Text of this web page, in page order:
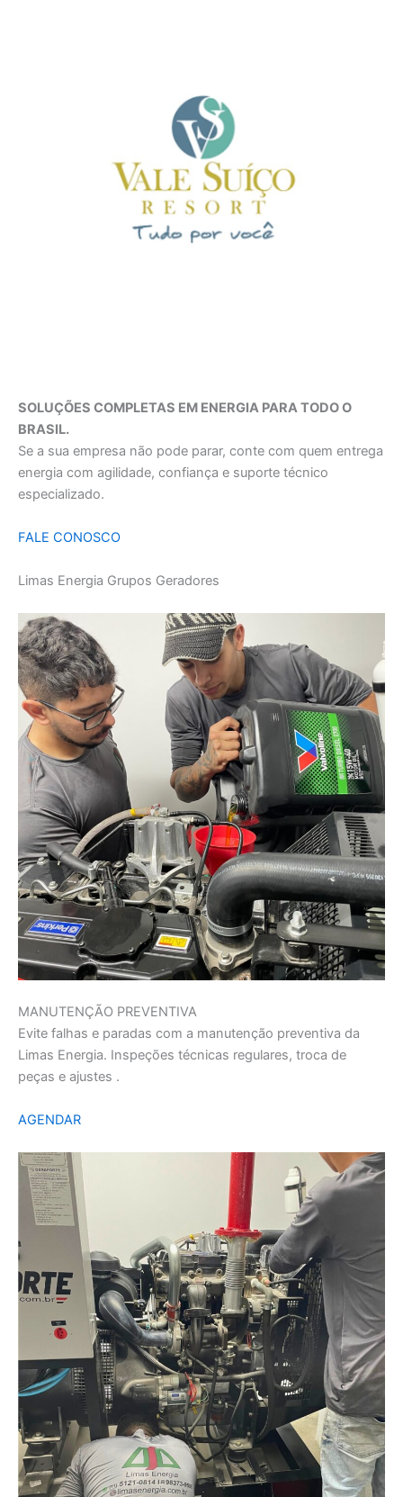
SOLUÇÕES COMPLETAS EM ENERGIA PARA TODO O
BRASIL.
Se a sua empresa não pode parar, conte com quem entrega
energia com agilidade, confiança e suporte técnico
especializado.
FALE CONOSCO
Limas Energia Grupos Geradores
MANUTENÇÃO PREVENTIVA
Evite falhas e paradas com a manutenção preventiva da
Limas Energia. Inspeções técnicas regulares, troca de
peças e ajustes .
AGENDAR